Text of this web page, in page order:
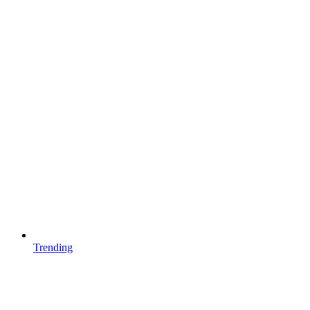
Trending